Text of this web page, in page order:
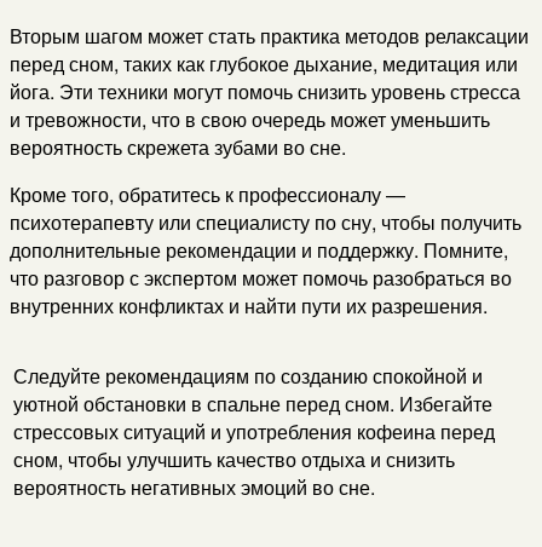
Вторым шагом может стать практика методов релаксации
перед сном, таких как глубокое дыхание, медитация или
йога. Эти техники могут помочь снизить уровень стресса
и тревожности, что в свою очередь может уменьшить
вероятность скрежета зубами во сне.
Кроме того, обратитесь к профессионалу —
психотерапевту или специалисту по сну, чтобы получить
дополнительные рекомендации и поддержку. Помните,
что разговор с экспертом может помочь разобраться во
внутренних конфликтах и найти пути их разрешения.
Следуйте рекомендациям по созданию спокойной и
уютной обстановки в спальне перед сном. Избегайте
стрессовых ситуаций и употребления кофеина перед
сном, чтобы улучшить качество отдыха и снизить
вероятность негативных эмоций во сне.